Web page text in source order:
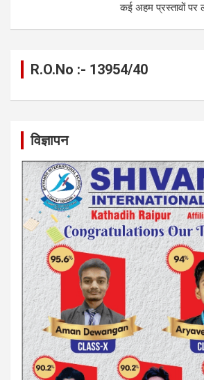
कई अहम प्रस्तावों
R.O.No :- 13954/40
विज्ञापन